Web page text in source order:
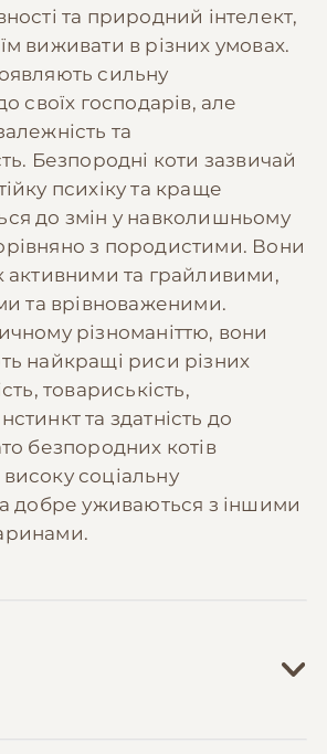
та природний інтелект,
виживати в різних умовах.
сильну
своїх господарів, але
та
Безпородні коти зазвичай
психіку та краще
до змін у навколишньому
з породистими. Вони
активними та грайливими,
та врівноваженими.
різноманіттю, вони
найкращі риси різних
товариськість,
та здатність до
безпородних котів
соціальну
добре уживаються з іншими